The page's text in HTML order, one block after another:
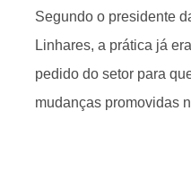
Segundo o presidente
Linhares, a prática já
pedido do setor para
mudanças promovidas